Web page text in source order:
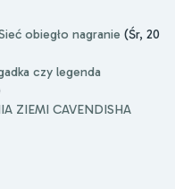
obiegło nagranie (Śr, 20
czy legenda
ZIEMI CAVENDISHA